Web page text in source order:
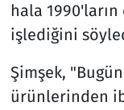
hala
işlediğini
Şimşek,
ürünlerinden